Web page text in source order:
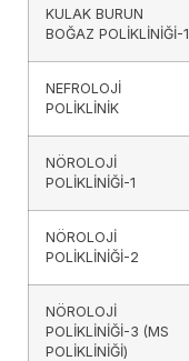
KULAK BURUN
BOĞAZ POLİKLİNİĞİ-1
NEFROLOJİ
POLİKLİNİK
NÖROLOJİ
POLİKLİNİĞİ-1
NÖROLOJİ
POLİKLİNİĞİ-2
NÖROLOJİ
POLİKLİNİĞİ-3 (MS
POLİKLİNİĞİ)